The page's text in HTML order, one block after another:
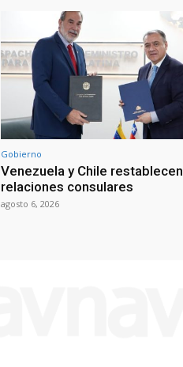
Gobierno
Venezuela y Chile restablecen
relaciones consulares
agosto 6, 2026